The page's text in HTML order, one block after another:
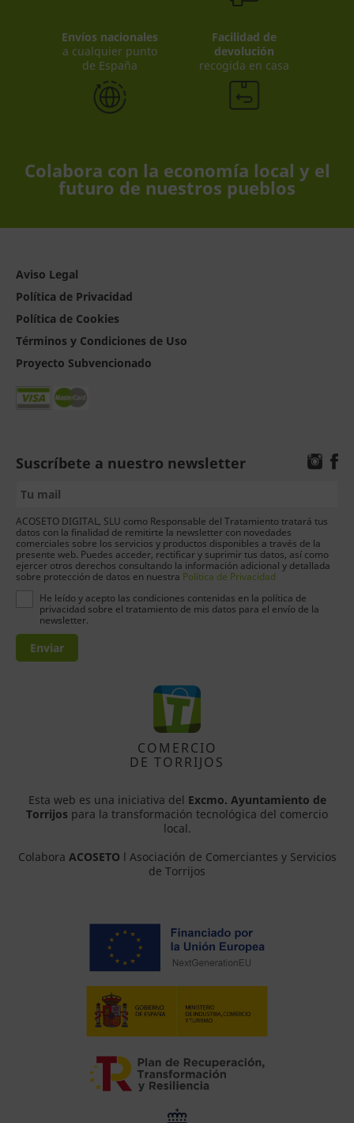
Envíos nacionales
a cualquier punto
de España
Facilidad de
devolución
recogida en casa
Colabora con la economía local y el
futuro de nuestros pueblos
Aviso Legal
Política de Privacidad
Política de Cookies
Términos y Condiciones de Uso
Proyecto Subvencionado
Suscríbete a nuestro newsletter
ACOSETO DIGITAL, SLU como Responsable del Tratamiento tratará tus
datos con la finalidad de remitirte la newsletter con novedades
comerciales sobre los servicios y productos disponibles a través de la
presente web. Puedes acceder, rectificar y suprimir tus datos, así como
ejercer otros derechos consultando la información adicional y detallada
sobre protección de datos en nuestra Política de Privacidad
He leído y acepto las condiciones contenidas en la política de
privacidad sobre el tratamiento de mis datos para el envío de la
newsletter.
Enviar
COMERCIO
DE TORRIJOS
Esta web es una iniciativa del Excmo. Ayuntamiento de
Torrijos para la transformación tecnológica del comercio
local.
Colabora ACOSETO l Asociación de Comerciantes y Servicios
de Torrijos